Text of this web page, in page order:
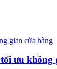
ưu không